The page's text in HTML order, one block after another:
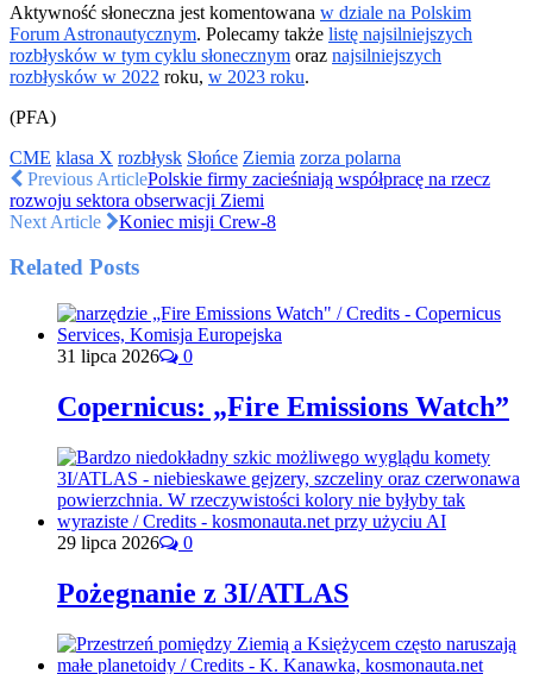
Aktywność słoneczna jest komentowana w dziale na Polskim
Forum Astronautycznym. Polecamy także listę najsilniejszych
rozbłysków w tym cyklu słonecznym oraz najsilniejszych
rozbłysków w 2022 roku, w 2023 roku.
(PFA)
CME klasa X rozbłysk Słońce Ziemia zorza polarna
Previous ArticlePolskie firmy zacieśniają współpracę na rzecz
rozwoju sektora obserwacji Ziemi
Next Article
Koniec misji Crew-8
Related Posts
31 lipca 2026 0
Copernicus: „Fire Emissions Watch”
29 lipca 2026 0
Pożegnanie z 3I/ATLAS